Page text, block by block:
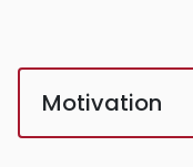
Motivation